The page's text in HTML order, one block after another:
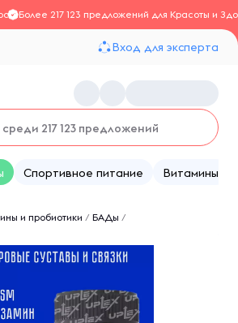
Более 217 123 предложений для Красоты и
Вход для эксперта
Спортивное питание Витамины
и пробиотики / БАДы /